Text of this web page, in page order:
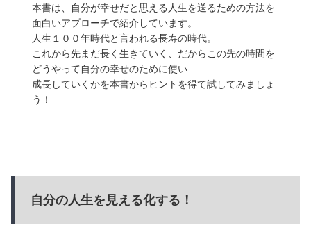
本書は、自分が幸せだと思える人生を送るための方法を
面白いアプローチで紹介しています。
人生１００年時代と言われる長寿の時代。
これから先まだ長く生きていく、だからこの先の時間を
どうやって自分の幸せのために使い
成長していくかを本書からヒントを得て試してみましょ
う！
自分の人生を見える化する！